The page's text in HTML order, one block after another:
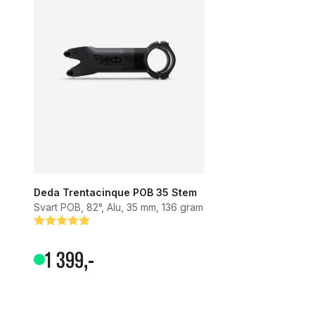
Deda Trentacinque POB 35 Stem
Svart POB, 82°, Alu, 35 mm, 136 gram
Betyg:
5.0 utav 5 stjärnor
1 399,-